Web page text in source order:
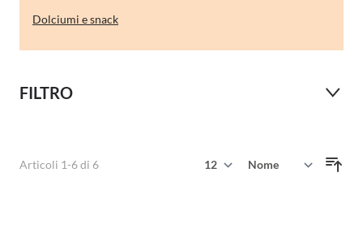
Dolciumi e snack
FILTRO
Articoli 1-6di 6
Ordina per